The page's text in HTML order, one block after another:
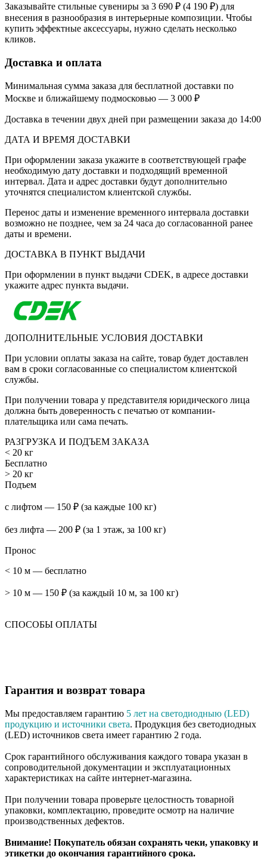
Заказывайте стильные сувениры за 3 690 ₽ (4 190 ₽) для
внесения в разнообразия в интерьерные композиции. Чтобы
купить эффектные аксессуары, нужно сделать несколько
кликов.
Доставка и оплата
Минимальная сумма заказа для бесплатной доставки по
Москве и ближайшему подмосковью — 3 000 ₽
Доставка в течении двух дней при размещении заказа до 14:00
ДАТА И ВРЕМЯ ДОСТАВКИ
При оформлении заказа укажите в соответствующей графе
необходимую дату доставки и подходящий временной
интервал. Дата и адрес доставки будут дополнительно
уточнятся специалистом клиентской службы.
Перенос даты и изменение временного интервала доставки
возможно не позднее, чем за 24 часа до согласованной ранее
даты и времени.
ДОСТАВКА В ПУНКТ ВЫДАЧИ
При оформлении в пункт выдачи CDEK, в адресе доставки
укажите адрес пункта выдачи.
ДОПОЛНИТЕЛЬНЫЕ УСЛОВИЯ ДОСТАВКИ
При условии оплаты заказа на сайте, товар будет доставлен
вам в сроки согласованные со специалистом клиентской
службы.
При получении товара у представителя юридического лица
должна быть доверенность с печатью от компании-
плательщика или сама печать.
РАЗГРУЗКА И ПОДЪЕМ ЗАКАЗА
< 20 кг
Бесплатно
> 20 кг
Подъем
с лифтом — 150 ₽ (за каждые 100 кг)
без лифта — 200 ₽ (за 1 этаж, за 100 кг)
Пронос
< 10 м — бесплатно
> 10 м — 150 ₽ (за каждый 10 м, за 100 кг)
СПОСОБЫ ОПЛАТЫ
Гарантия и возврат товара
Мы предоставляем гарантию 5 лет на светодиодныю (LED)
продукцию и источники света. Продукция без светодиодных
(LED) источников света имеет гарантию 2 года.
Срок гарантийного обслуживания каждого товара указан в
сопроводительной документации и эксплуатационных
характеристиках на сайте интернет-магазина.
При получении товара проверьте целостность товарной
упаковки, комплектацию, проведите осмотр на наличие
производственных дефектов.
Внимание! Покупатель обязан сохранять чеки, упаковку и
этикетки до окончания гарантийного срока.